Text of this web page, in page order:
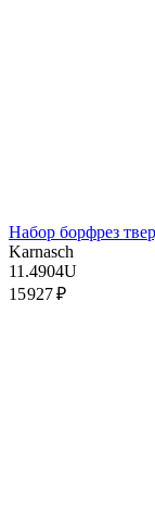
Набор борфрез
Karnasch
11.4904U
15 927 ₽